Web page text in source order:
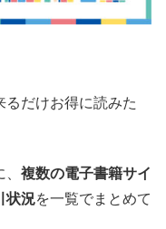
るだけお得に読みた
複数の電子書籍サイ
状況を一覧でまとめて